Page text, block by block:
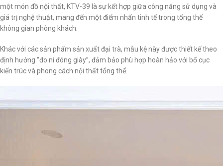
một món đồ nội thất, KTV-39 là sự kết hợp giữa công năng sử dụng và
giá trị nghệ thuật, mang đến một điểm nhấn tinh tế trong tổng thể
không gian phòng khách.
Khác với các sản phẩm sản xuất đại trà, mẫu kệ này được thiết kế theo
định hướng “đo ni đóng giày”, đảm bảo phù hợp hoàn hảo với bố cục
kiến trúc và phong cách nội thất tổng thể.